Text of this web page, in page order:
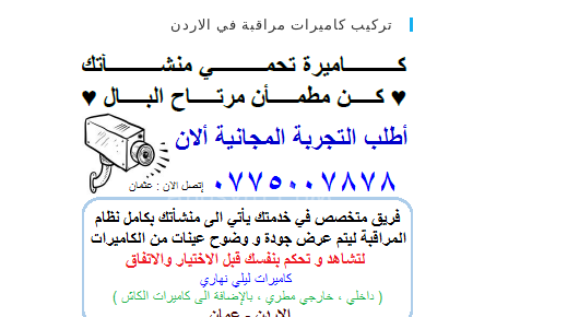
تركيب كاميرات مراقبة في الاردن